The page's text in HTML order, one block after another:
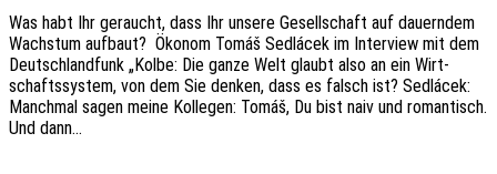
Was habt Ihr geraucht, dass Ihr unsere Gesell­schaft auf dauern­dem
Wachs­tum aufbaut? Ökonom Tomáš Sedlá­cek im Inter­view mit dem
Deutsch­land­funk „Kolbe: Die ganze Welt glaubt also an ein Wirt­
schafts­sys­tem, von dem Sie denken, dass es falsch ist? Sedlá­cek:
Manch­mal sagen meine Kolle­gen: Tomáš, Du bist naiv und roman­tisch.
Und dann…